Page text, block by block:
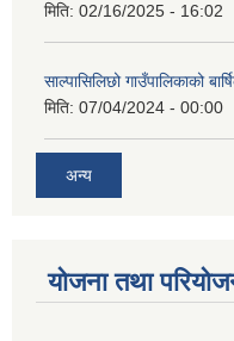
मिति: 02/16/2025 - 16:02
साल्पासिलिछो गाउँपालिकाको
मिति: 07/04/2024 - 00:00
अन्य
योजना तथा